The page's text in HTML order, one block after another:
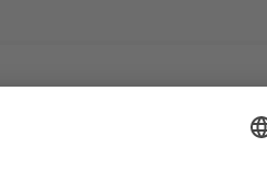
zur Erhaltung schwer
Ausstattung bereit: Ein